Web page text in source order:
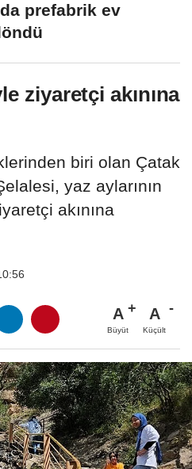
prefabrik ev
ziyaretçi akınına
biri olan Çatak
yaz aylarının
akınına
A
Büyüt
A
Küçült